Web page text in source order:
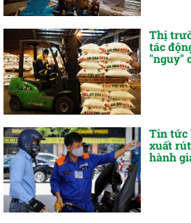
Thị
tác
"nguy"
Tin tức
xuất
hành